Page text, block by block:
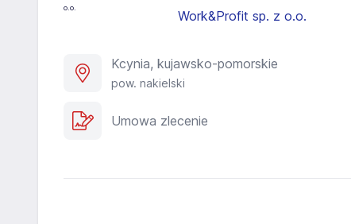
Work&Profit sp. z o.o.
Kcynia, kujawsko-pomorskie
pow. nakielski
Umowa zlecenie